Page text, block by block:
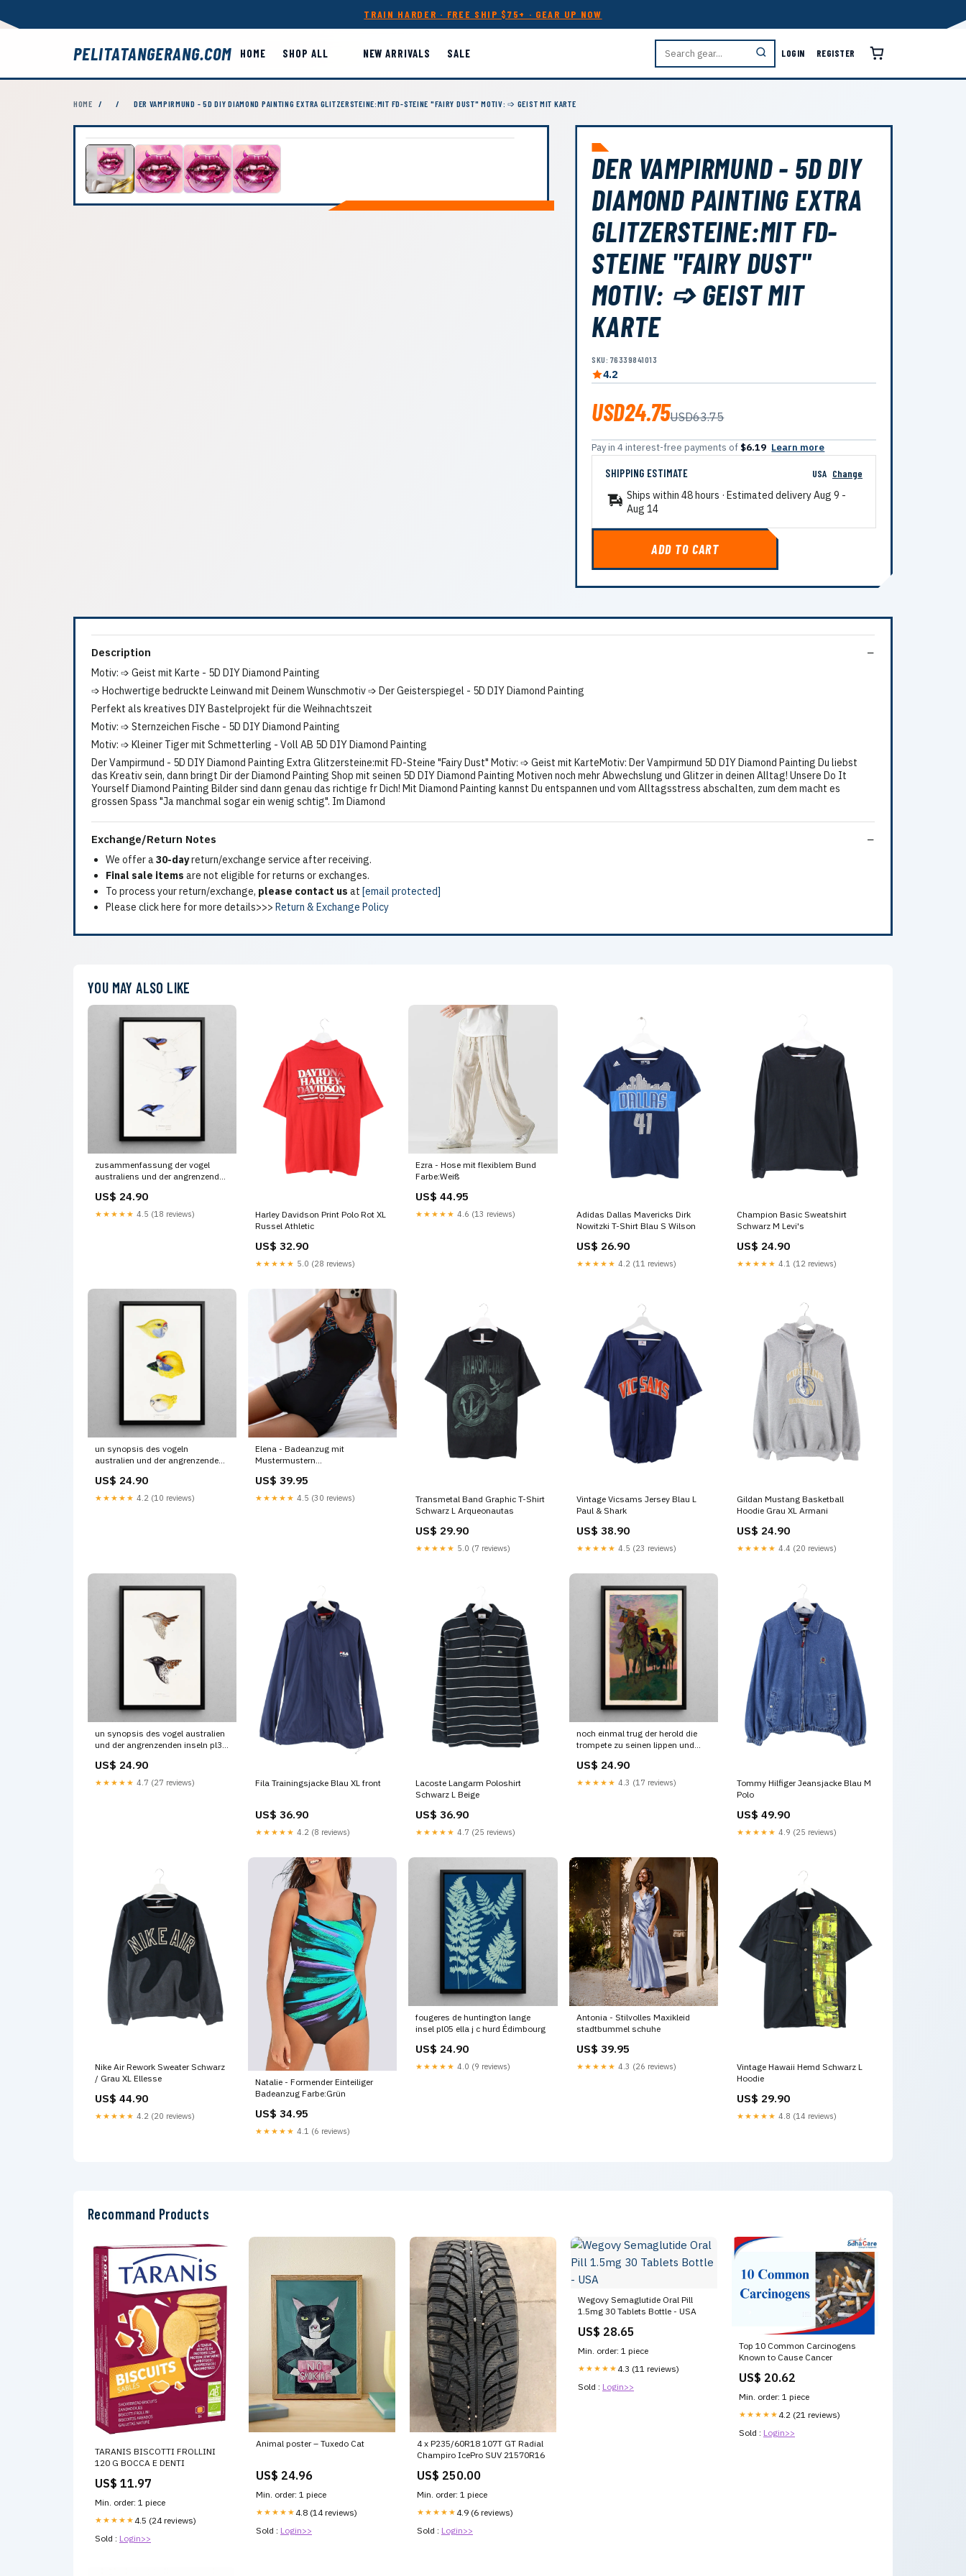
TRAIN HARDER · FREE SHIP $75+ · GEAR UP NOW
PELITATANGERANG.COM HOME SHOP ALL NEW ARRIVALS SALE LOGIN REGISTER
HOME / / DER VAMPIRMUND - 5D DIY DIAMOND PAINTING EXTRA GLITZERSTEINE:MIT FD-STEINE "FAIRY DUST" MOTIV: ➩ GEIST MIT KARTE
DER VAMPIRMUND - 5D DIY
DIAMOND PAINTING EXTRA
GLITZERSTEINE:MIT FD-
STEINE "FAIRY DUST"
MOTIV: ➩ GEIST MIT
KARTE
SKU: 76339841013
4.2
USD24.75USD63.75
Pay in 4 interest-free payments of $6.19 Learn more
SHIPPING ESTIMATE USA Change
Ships within 48 hours · Estimated deliveryAug 9 -
Aug 14
ADD TO CART
Description
Motiv: ➩ Geist mit Karte - 5D DIY Diamond Painting
➩ Hochwertige bedruckte Leinwand mit Deinem Wunschmotiv ➩ Der Geisterspiegel - 5D DIY Diamond Painting
Perfekt als kreatives DIY Bastelprojekt für die Weihnachtszeit
Motiv: ➩ Sternzeichen Fische - 5D DIY Diamond Painting
Motiv: ➩ Kleiner Tiger mit Schmetterling - Voll AB 5D DIY Diamond Painting
Der Vampirmund - 5D DIY Diamond Painting Extra Glitzersteine:mit FD-Steine "Fairy Dust" Motiv: ➩ Geist mit KarteMotiv: Der Vampirmund 5D DIY Diamond Painting Du liebst
das Kreativ sein, dann bringt Dir der Diamond Painting Shop mit seinen 5D DIY Diamond Painting Motiven noch mehr Abwechslung und Glitzer in deinen Alltag! Unsere Do It
Yourself Diamond Painting Bilder sind dann genau das richtige fr Dich! Mit Diamond Painting kannst Du entspannen und vom Alltagsstress abschalten, zum dem macht es
grossen Spass "Ja manchmal sogar ein wenig schtig". Im Diamond
Exchange/Return Notes
We offer a30-dayreturn/exchange service after receiving.
Final sale items are not eligible for returns or exchanges.
To process your return/exchange, please contact us at [email protected]
Please click here for more details>>> Return & Exchange Policy
YOU MAY ALSO LIKE
zusammenfassung der vogel
australiens und der angrenzenden
Copenhague
US$ 24.90
★★★★★ 4.5 (18 reviews)
Harley Davidson Print Polo Rot XL
Russel Athletic
US$ 32.90
★★★★★ 5.0 (28 reviews)
Ezra - Hose mit flexiblem Bund
Farbe:Weiß
US$ 44.95
★★★★★ 4.6 (13 reviews)
Adidas Dallas Mavericks Dirk
Nowitzki T-Shirt Blau S Wilson
US$ 26.90
★★★★★ 4.2 (11 reviews)
Champion Basic Sweatshirt
Schwarz M Levi's
US$ 24.90
★★★★★ 4.1 (12 reviews)
un synopsis des vogeln
australien und der angrenzenden
basque
US$ 24.90
★★★★★ 4.2 (10 reviews)
Elena - Badeanzug mit
Mustermustern
US$ 39.95
★★★★★ 4.5 (30 reviews)
Transmetal Band Graphic T-Shirt
Schwarz L Arqueonautas
US$ 29.90
★★★★★ 5.0 (7 reviews)
Vintage Vicsams Jersey Blau L
Paul & Shark
US$ 38.90
★★★★★ 4.5 (23 reviews)
Gildan Mustang Basketball
Hoodie Grau XL Armani
US$ 24.90
★★★★★ 4.4 (20 reviews)
un synopsis des vogel australien
und der angrenzenden inseln pl31
US$ 24.90
★★★★★ 4.7 (27 reviews) Fila Trainingsjacke Blau XL front
US$ 36.90
★★★★★ 4.2 (8 reviews)
Lacoste Langarm Poloshirt
Schwarz L Beige
US$ 36.90
★★★★★ 4.7 (25 reviews)
noch einmal trug der herold die
trompete zu seinen lippen und
elliott Séville
US$ 24.90
★★★★★ 4.3 (17 reviews)
Tommy Hilfiger Jeansjacke Blau M
Polo
US$ 49.90
★★★★★ 4.9 (25 reviews)
Nike Air Rework Sweater Schwarz
/ Grau XL Ellesse
US$ 44.90
★★★★★ 4.2 (20 reviews)
Natalie - Formender Einteiliger
Badeanzug Farbe:Grün
US$ 34.95
★★★★★ 4.1 (6 reviews)
fougeres de huntington lange
insel pl05 ella j c hurd Édimbourg
US$ 24.90
★★★★★ 4.0 (9 reviews)
Antonia - Stilvolles Maxikleid
stadtbummel schuhe
US$ 39.95
★★★★★ 4.3 (26 reviews)
Vintage Hawaii Hemd Schwarz L
Hoodie
US$ 29.90
★★★★★ 4.8 (14 reviews)
Recommand Products
TARANIS BISCOTTI FROLLINI
120 G BOCCA E DENTI
US$ 11.97
Min. order: 1 piece
★★★★★ 4.5 (24 reviews)
Sold : Login>>
Animal poster – Tuxedo Cat
US$ 24.96
Min. order: 1 piece
★★★★★ 4.8 (14 reviews)
Sold : Login>>
4 x P235/60R18 107T GT Radial
Champiro IcePro SUV 21570R16
US$ 250.00
Min. order: 1 piece
★★★★★ 4.9 (6 reviews)
Sold : Login>>
Wegovy Semaglutide Oral Pill
1.5mg 30 Tablets Bottle - USA
US$ 28.65
Min. order: 1 piece
★★★★★ 4.3 (11 reviews)
Sold : Login>>
Top 10 Common Carcinogens
Known to Cause Cancer
US$ 20.62
Min. order: 1 piece
★★★★★ 4.2 (21 reviews)
Sold : Login>>